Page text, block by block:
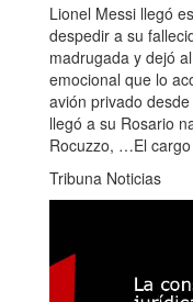
Lionel Messi llegó
despedir a su
madrugada y dejó
emocional que lo
avión privado
llegó a su Rosario
Rocuzzo, …El
Tribuna Noticias